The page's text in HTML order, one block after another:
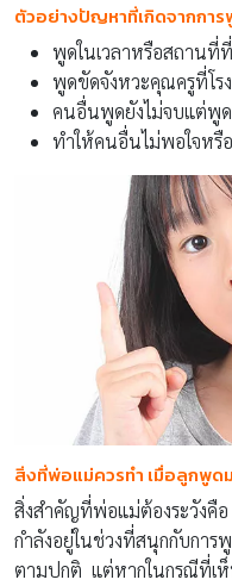
ตัวอย่างปัญหาที่เกิดจากกา
พูดในเวลาหรือสถานที่
พูดขัดจังหวะคุณครูที่โรง
คนอื่นพูดยังไม่จบแต่พู
ทำให้คนอื่นไม่พอใจหรื
สิ่งที่พ่อแม่ควรทำ เมื่อลูกพูด
สิ่งสำคัญที่พ่อแม่ต้องระวังคือ
กำลังอยู่ในช่วงที่สนุกกับการ
ตามปกติ แต่หากในกรณีที่เห็